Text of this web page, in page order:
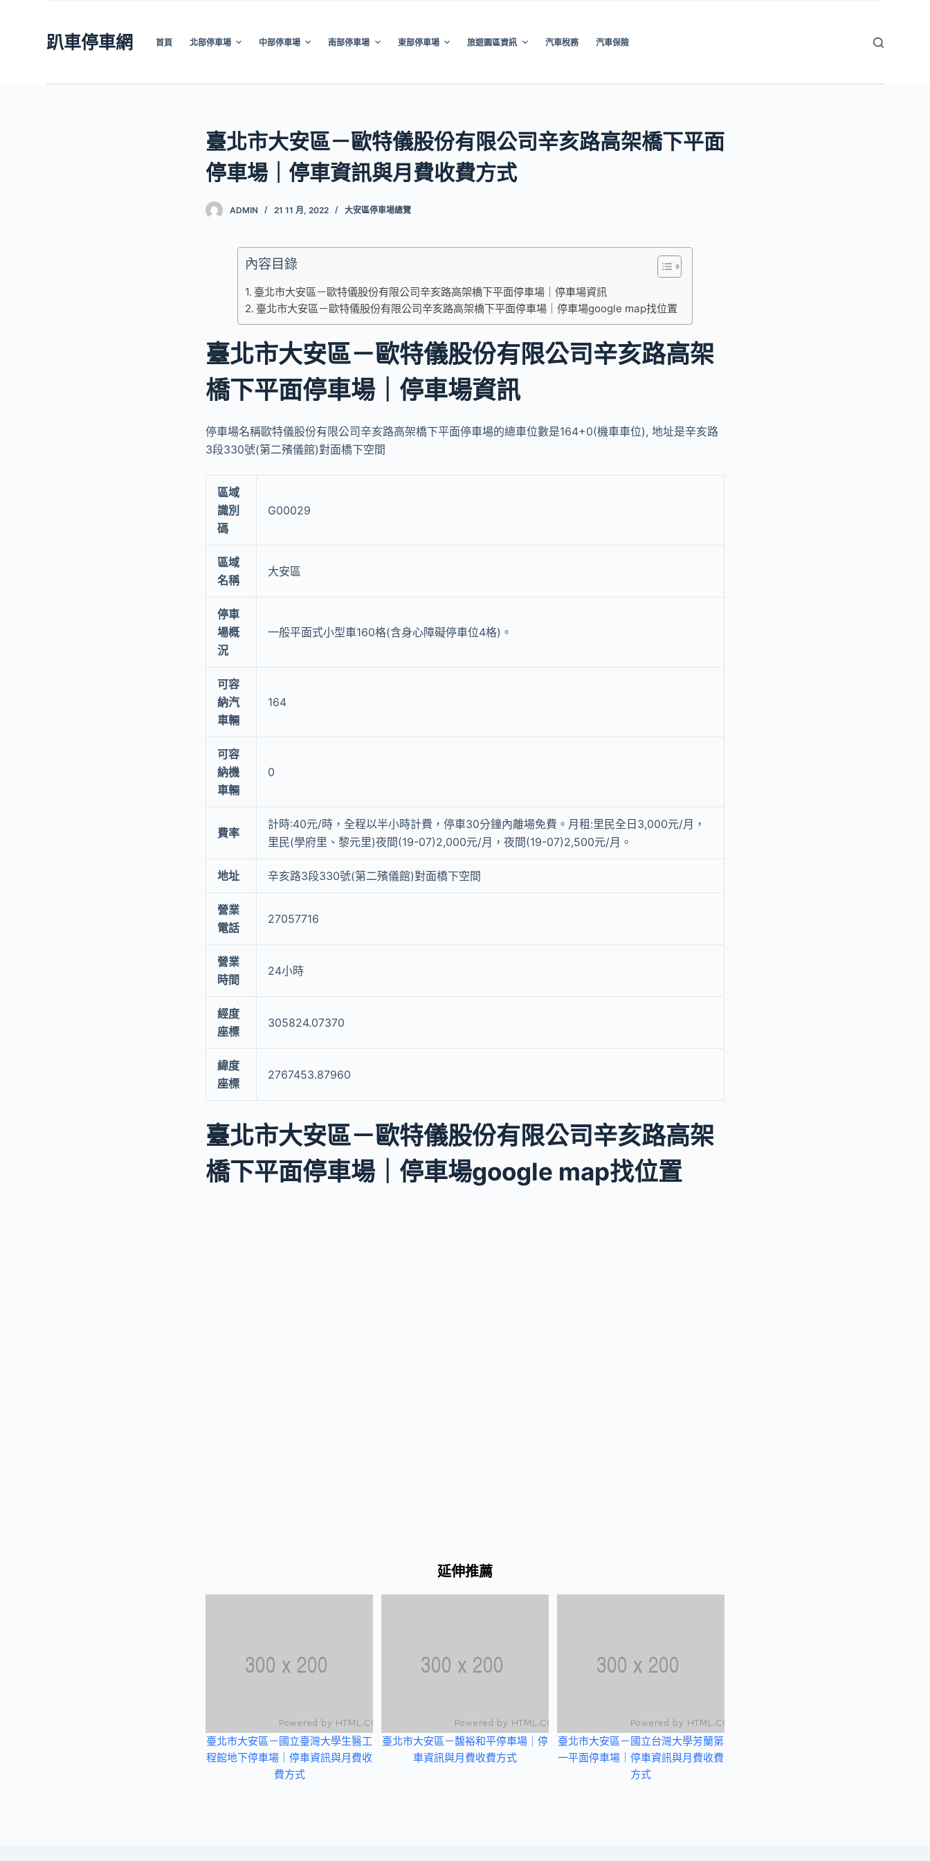
趴車停車網 首頁 北部停車場 中部停車場 南部停車場 東部停車場 旅遊園區資訊 汽車稅務 汽車保險
臺北市大安區－歐特儀股份有限公司辛亥路高架橋下平面
停車場｜停車資訊與月費收費方式
ADMIN 21 11 月, 2022 大安區停車場總覽
內容目錄
臺北市大安區－歐特儀股份有限公司辛亥路高架橋下平面停車場｜停車場資訊
臺北市大安區－歐特儀股份有限公司辛亥路高架橋下平面停車場｜停車場google map找位置
臺北市大安區－歐特儀股份有限公司辛亥路高架
橋下平面停車場｜停車場資訊
停車場名稱歐特儀股份有限公司辛亥路高架橋下平面停車場的總車位數是164+0(機車車位), 地址是辛亥路
3段330號(第二殯儀館)對面橋下空間
區域
識別
碼
G00029
區域
名稱
大安區
停車
場概
況
一般平面式小型車160格(含身心障礙停車位4格)。
可容
納汽
車輛
164
可容
納機
車輛
0
費率
計時:40元/時，全程以半小時計費，停車30分鐘內離場免費。月租:里民全日3,000元/月，
里民(學府里、黎元里)夜間(19-07)2,000元/月，夜間(19-07)2,500元/月。
地址 辛亥路3段330號(第二殯儀館)對面橋下空間
營業
電話
27057716
營業
時間
24小時
經度
座標
305824.07370
緯度
座標
2767453.87960
臺北市大安區－歐特儀股份有限公司辛亥路高架
橋下平面停車場｜停車場google map找位置
延伸推薦
臺北市大安區－國立臺灣大學生醫工
程館地下停車場｜停車資訊與月費收
費方式
臺北市大安區－馥裕和平停車場｜停
車資訊與月費收費方式
臺北市大安區－國立台灣大學芳蘭第
一平面停車場｜停車資訊與月費收費
方式